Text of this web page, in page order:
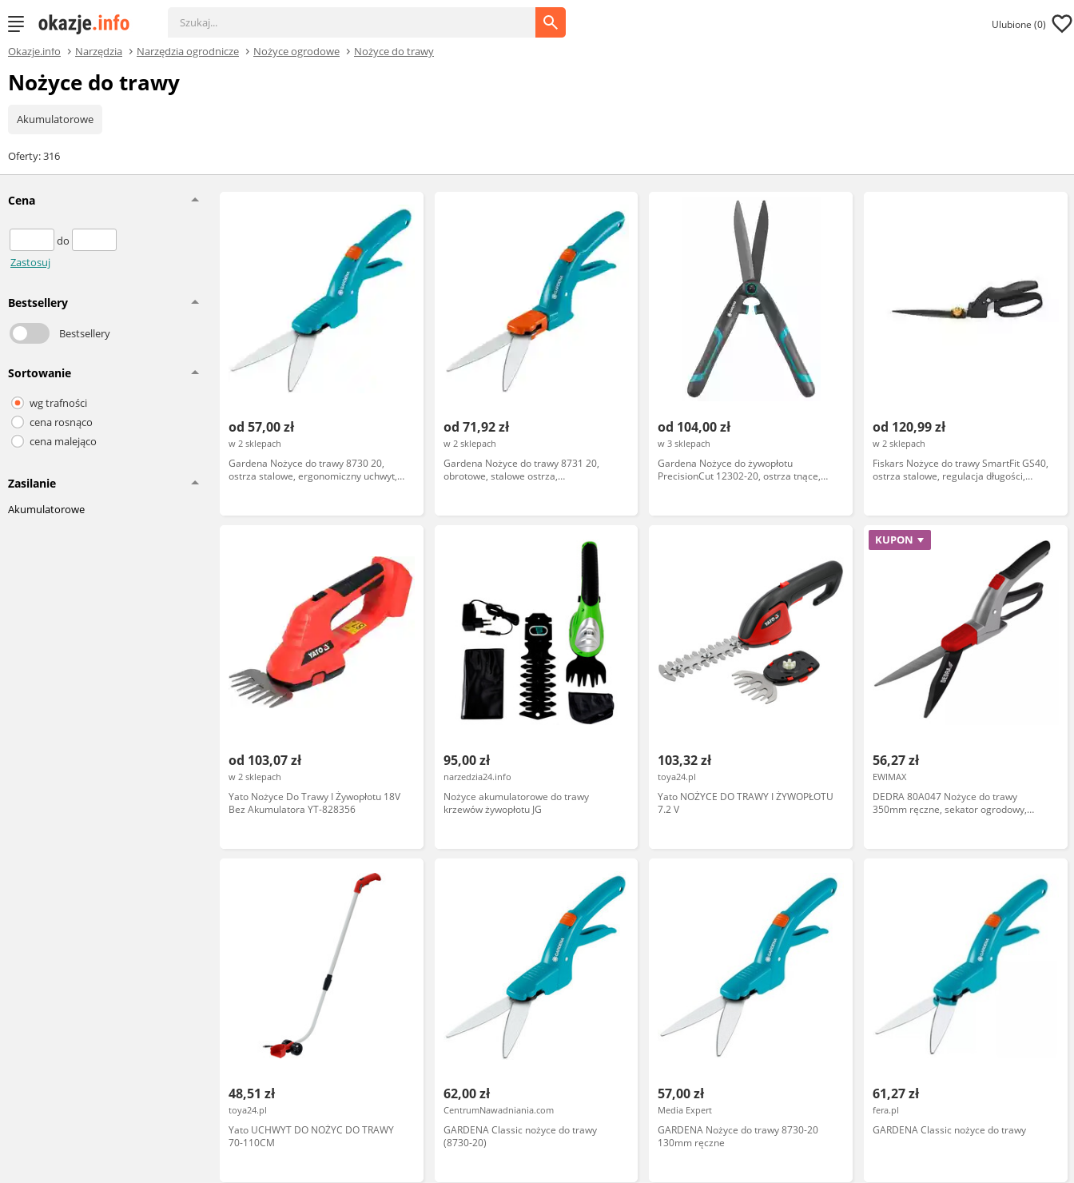
Ulubione (0)
Okazje.info Narzędzia Narzędzia ogrodnicze Nożyce ogrodowe Nożyce do trawy
Nożyce do trawy
Akumulatorowe
Oferty: 316
Cena
do
Zastosuj
Bestsellery
Bestsellery
Sortowanie
wg trafności
cena rosnąco
cena malejąco
Zasilanie
Akumulatorowe
od 57,00 zł
w 2 sklepach
Gardena Nożyce do trawy 8730 20,
ostrza stalowe, ergonomiczny uchwyt,
od 71,92 zł
w 2 sklepach
Gardena Nożyce do trawy 8731 20,
obrotowe, stalowe ostrza,
od 104,00 zł
w 3 sklepach
Gardena Nożyce do żywopłotu
PrecisionCut 12302-20, ostrza tnące,
od 120,99 zł
w 2 sklepach
Fiskars Nożyce do trawy SmartFit GS40,
ostrza stalowe, regulacja długości,
od 103,07 zł
w 2 sklepach
Yato Nożyce Do Trawy I Żywopłotu 18V
Bez Akumulatora YT-828356
95,00 zł
narzedzia24.info
Nożyce akumulatorowe do trawy
krzewów żywopłotu JG
103,32 zł
toya24.pl
Yato NOŻYCE DO TRAWY I ŻYWOPŁOTU
7.2 V
KUPON
56,27 zł
EWIMAX
DEDRA 80A047 Nożyce do trawy
350mm ręczne, sekator ogrodowy,
48,51 zł
toya24.pl
Yato UCHWYT DO NOŻYC DO TRAWY
70-110CM
62,00 zł
CentrumNawadniania.com
GARDENA Classic nożyce do trawy
(8730-20)
57,00 zł
Media Expert
GARDENA Nożyce do trawy 8730-20
130mm ręczne
61,27 zł
fera.pl
GARDENA Classic nożyce do trawy